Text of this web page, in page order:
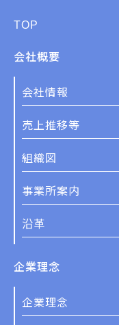
TOP
会社概要
会社情報
売上推移等
組織図
事業所案内
沿革
企業理念
企業理念